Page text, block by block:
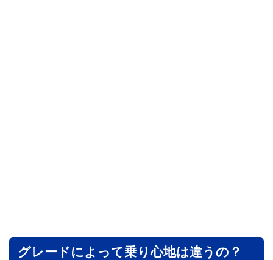
グレードによって乗り心地は違うの？